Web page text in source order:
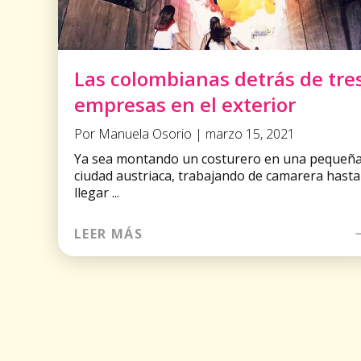
Las colombianas detrás de
empresas en el exterior
Por Manuela Osorio | marzo 15, 2021
Ya sea montando un costurero en una
ciudad austriaca, trabajando de camarera hasta
llegar ...
LEER MÁS